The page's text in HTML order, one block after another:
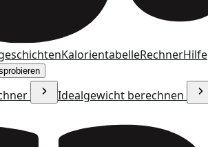
KalorientabelleRechnerHilfe
Idealgewicht berechnen